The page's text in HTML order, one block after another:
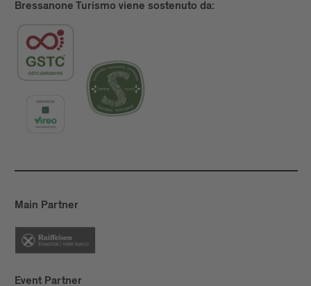
Bressanone Turismo viene sostenuto da:
Main Partner
Event Partner